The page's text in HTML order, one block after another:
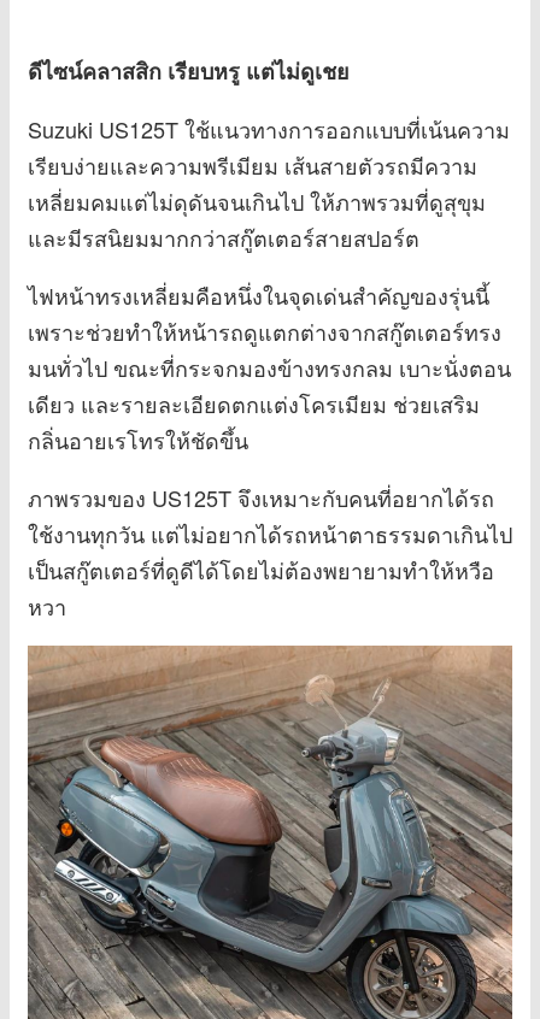
ดีไซน์คลาสสิก เรียบหรู แต่ไม่ดูเชย
Suzuki US125T ใช้แนวทางการออกแบบที่เน้นความ
เรียบง่ายและความพรีเมียม เส้นสายตัวรถมีความ
เหลี่ยมคมแต่ไม่ดุดันจนเกินไป ให้ภาพรวมที่ดูสุขุม
และมีรสนิยมมากกว่าสกู๊ตเตอร์สายสปอร์ต
ไฟหน้าทรงเหลี่ยมคือหนึ่งในจุดเด่นสำคัญของรุ่นนี้
เพราะช่วยทำให้หน้ารถดูแตกต่างจากสกู๊ตเตอร์ทรง
มนทั่วไป ขณะที่กระจกมองข้างทรงกลม เบาะนั่งตอน
เดียว และรายละเอียดตกแต่งโครเมียม ช่วยเสริม
กลิ่นอายเรโทรให้ชัดขึ้น
ภาพรวมของ US125T จึงเหมาะกับคนที่อยากได้รถ
ใช้งานทุกวัน แต่ไม่อยากได้รถหน้าตาธรรมดาเกินไป
เป็นสกู๊ตเตอร์ที่ดูดีได้โดยไม่ต้องพยายามทำให้หวือ
หวา